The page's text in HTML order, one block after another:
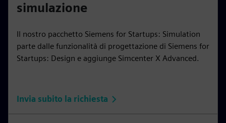
simulazione
Il nostro pacchetto Siemens for Startups: Simulation
parte dalle funzionalità di progettazione di Siemens for
Startups: Design e aggiunge Simcenter X Advanced.
Invia subito la richiesta